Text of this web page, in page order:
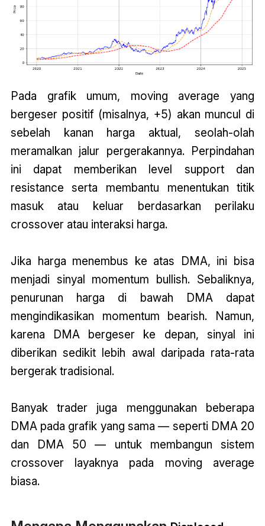
Pada grafik umum, moving average yang
bergeser positif (misalnya, +5) akan muncul di
sebelah kanan harga aktual, seolah-olah
meramalkan jalur pergerakannya. Perpindahan
ini dapat memberikan level support dan
resistance serta membantu menentukan titik
masuk atau keluar berdasarkan perilaku
crossover atau interaksi harga.
Jika harga menembus ke atas DMA, ini bisa
menjadi sinyal momentum bullish. Sebaliknya,
penurunan harga di bawah DMA dapat
mengindikasikan momentum bearish. Namun,
karena DMA bergeser ke depan, sinyal ini
diberikan sedikit lebih awal daripada rata-rata
bergerak tradisional.
Banyak trader juga menggunakan beberapa
DMA pada grafik yang sama — seperti DMA 20
dan DMA 50 — untuk membangun sistem
crossover layaknya pada moving average
biasa.